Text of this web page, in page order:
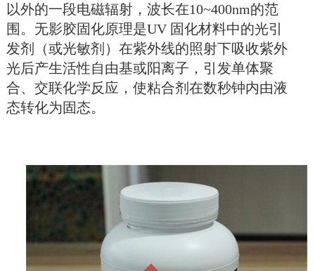
以外的一段电磁辐射，波长在10~400nm的范
围。无影胶固化原理是UV 固化材料中的光引
发剂（或光敏剂）在紫外线的照射下吸收紫外
光后产生活性自由基或阳离子，引发单体聚
合、交联化学反应，使粘合剂在数秒钟内由液
态转化为固态。